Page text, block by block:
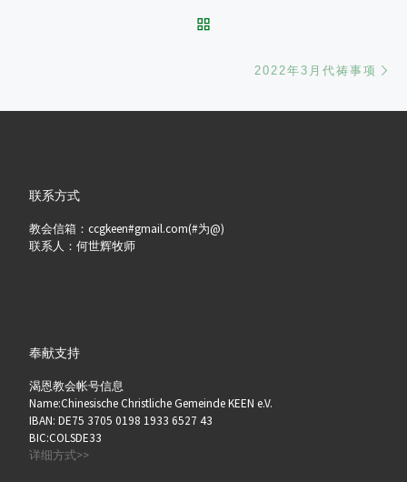
2022年3月代祷事项
联系方式
教会信箱：ccgkeen#gmail.com(#为@)
联系人：何世辉牧师
奉献支持
渴恩教会帐号信息
Name:Chinesische Christliche Gemeinde KEEN e.V.
IBAN: DE75 3705 0198 1933 6527 43
BIC:COLSDE33
详细方式>>